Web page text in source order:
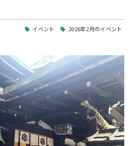
イベント 2026年2月のイベント